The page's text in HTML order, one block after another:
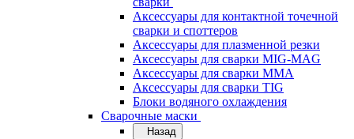
Аксессуары для контактной точечной
сварки и споттеров
Аксессуары для плазменной резки
Аксессуары для сварки MIG-MAG
Аксессуары для сварки MMA
Аксессуары для сварки TIG
Блоки водяного охлаждения
Сварочные маски
Назад